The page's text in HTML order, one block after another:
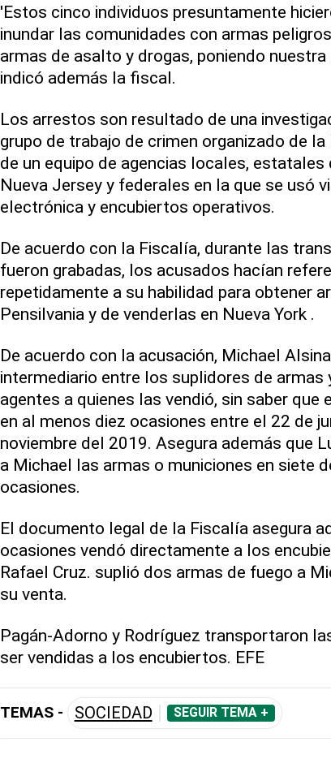
'Estos cinco individuos presuntamente
inundar las comunidades con armas
armas de asalto y drogas, poniendo nuestra
indicó además la fiscal.
Los arrestos son resultado de una
grupo de trabajo de crimen organizado de
de un equipo de agencias locales, estatales
Nueva Jersey y federales en la que se usó
electrónica y encubiertos operativos.
De acuerdo con la Fiscalía, durante las
fueron grabadas, los acusados hacían
repetidamente a su habilidad para obtener
Pensilvania y de venderlas en Nueva York .
De acuerdo con la acusación, Michael
intermediario entre los suplidores de armas
agentes a quienes las vendió, sin saber que
en al menos diez ocasiones entre el 22 de
noviembre del 2019. Asegura además que
a Michael las armas o municiones en siete
ocasiones.
El documento legal de la Fiscalía asegura
ocasiones vendó directamente a los
Rafael Cruz. suplió dos armas de fuego a
su venta.
Pagán-Adorno y Rodríguez transportaron
ser vendidas a los encubiertos. EFE
TEMAS - SOCIEDAD SEGUIR TEMA +